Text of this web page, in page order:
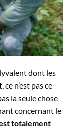
dont les
n’est pas ce
la seule chose
concernant le
totalement